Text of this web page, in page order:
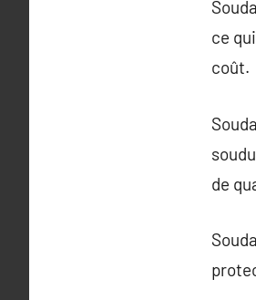
ce
coût.
de